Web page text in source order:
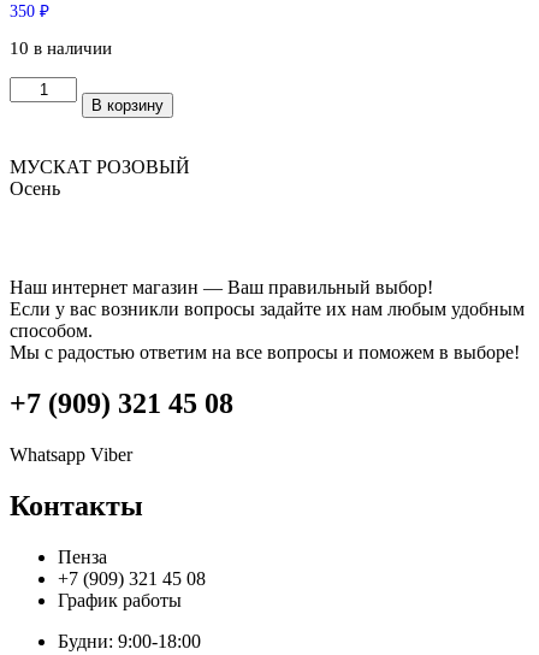
350 ₽
10 в наличии
Количество
товара
№46
В корзину
МУСКАТ РОЗОВЫЙ
Осень
Наш интернет магазин — Ваш правильный выбор!
Если у вас возникли вопросы задайте их нам любым удобным
способом.
Мы с радостью ответим на все вопросы и поможем в выборе!
+7 (909) 321 45 08
Whatsapp Viber
Контакты
Пенза
+7 (909) 321 45 08
График работы
Будни: 9:00-18:00